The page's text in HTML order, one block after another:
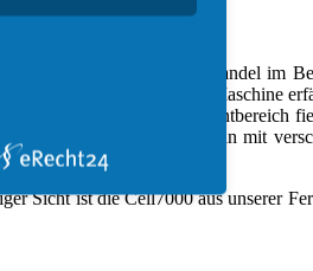
einen Technologiewandel im
der Bediener an der Maschine
Technologie im Abkantbereich
„Unsere Roboterzelle kann mit
Sicht ist die Cell7000 aus unserer